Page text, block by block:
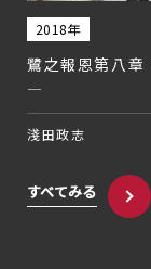
2018年
鷺之報恩第八
—
淺田政志
すべてみる